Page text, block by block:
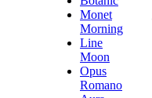
Monet
Morning
Line
Moon
Opus
Romano